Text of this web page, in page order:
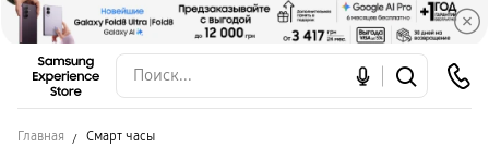
Главная Смарт часы